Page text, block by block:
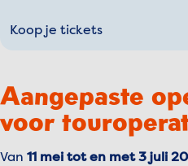
Koop je tickets
Aangepaste
voor
Van 11 mei tot en met 3 juli